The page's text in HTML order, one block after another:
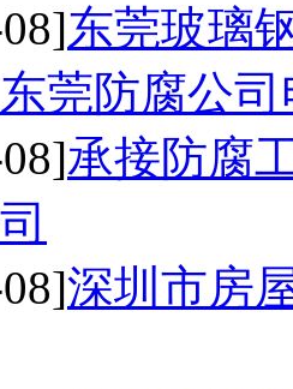
东莞玻璃
莞防腐公
承接防腐
深圳市房